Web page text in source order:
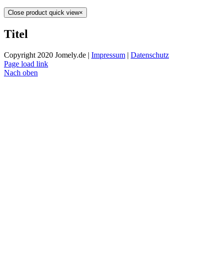
Close product quick view×
Titel
Copyright 2020 Jomely.de | Impressum | Datenschutz
Page load link
Nach oben